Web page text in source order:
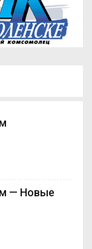
— Новые